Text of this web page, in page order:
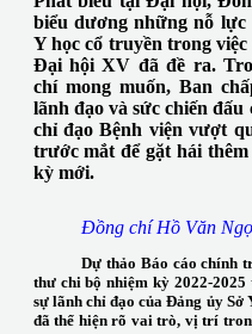
biểu dương những nỗ lực
Y học cổ truyền trong
Đại hội XV đã đề ra.
chí mong muốn, Ban
lãnh đạo và sức chiến
chỉ đạo Bệnh viện vượt
trước mắt để gặt hái
kỳ mới.
Đồng chí Hồ Văn
Dự thảo Báo cáo chính trị
thư chi bộ nhiệm kỳ 2022-
sự lãnh chỉ đạo của Đảng ủy Sở
đã thể hiện rõ vai trò, vị trí